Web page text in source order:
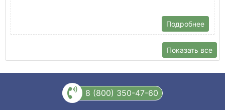
Подробнее
Показать все
8 (800) 350-47-60